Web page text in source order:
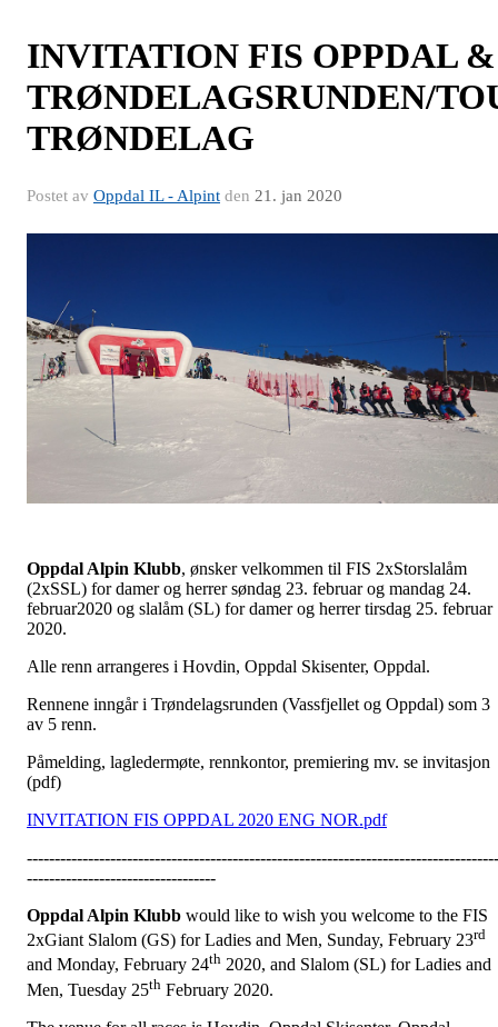
INVITATION FIS OPPDAL &
TRØNDELAGSRUNDEN/
TRØNDELAG
Postet av Oppdal IL - Alpint den 21. jan 2020
Oppdal Alpin Klubb, ønsker velkommen til FIS 2xStorslalåm
(2xSSL) for damer og herrer søndag 23. februar og mandag 24.
februar2020 og slalåm (SL) for damer og herrer tirsdag 25. februar
2020.
Alle renn arrangeres i Hovdin, Oppdal Skisenter, Oppdal.
Rennene inngår i Trøndelagsrunden (Vassfjellet og Oppdal) som 3
av 5 renn.
Påmelding, lagledermøte, rennkontor, premiering mv. se invitasjon
(pdf)
INVITATION FIS OPPDAL 2020 ENG NOR.pdf
----------------------------------
Oppdal Alpin Klubb would like to wish you welcome to the FIS
2xGiant Slalom (GS) for Ladies and Men, Sunday, February 23rd
and Monday, February 24th 2020, and Slalom (SL) for Ladies and
Men, Tuesday 25th February 2020.